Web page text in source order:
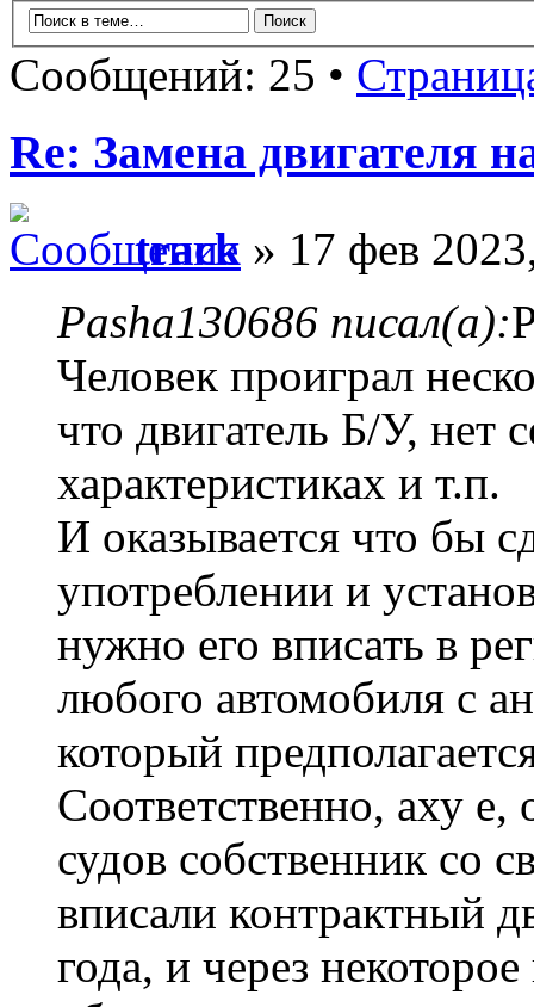
Сообщений: 25 •
Re: Замена двигателя
track » 17 фев
Pasha130686 писал(а):
Человек проиграл
что двигатель Б/У, нет
характеристиках и т.п.
И оказывается что бы
употреблении и
нужно его вписать в
любого автомобиля с
который
Соответственно, аху
судов собственник со
вписали контрактный
года, и через